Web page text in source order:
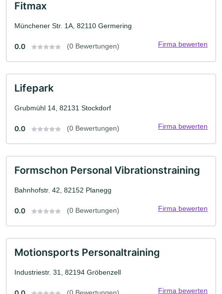
Fitmax
Münchener Str. 1A, 82110 Germering
0.0 (0 Bewertungen) Firma bewerten
Lifepark
Grubmühl 14, 82131 Stockdorf
0.0 (0 Bewertungen) Firma bewerten
Formschon Personal Vibrationstraining
Bahnhofstr. 42, 82152 Planegg
0.0 (0 Bewertungen) Firma bewerten
Motionsports Personaltraining
Industriestr. 31, 82194 Gröbenzell
Firma bewerten